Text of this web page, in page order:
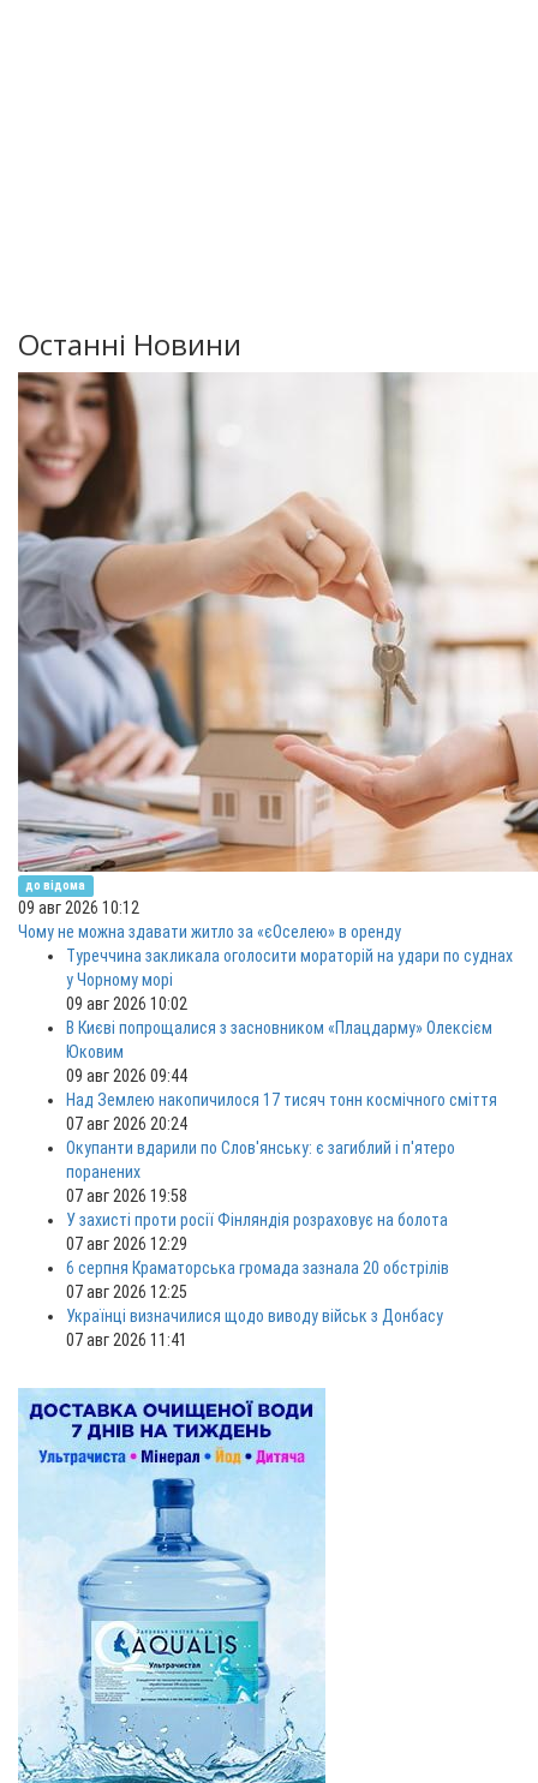
Останні Новини
до відома
09 авг 2026 10:12
Чому не можна здавати житло за «єОселею» в оренду
Туреччина закликала оголосити мораторій на удари по суднах
у Чорному морі
09 авг 2026 10:02
В Києві попрощалися з засновником «Плацдарму» Олексієм
Юковим
09 авг 2026 09:44
Над Землею накопичилося 17 тисяч тонн космічного сміття
07 авг 2026 20:24
Окупанти вдарили по Слов'янську: є загиблий і п'ятеро
поранених
07 авг 2026 19:58
У захисті проти росії Фінляндія розраховує на болота
07 авг 2026 12:29
6 серпня Краматорська громада зазнала 20 обстрілів
07 авг 2026 12:25
Українці визначилися щодо виводу військ з Донбасу
07 авг 2026 11:41